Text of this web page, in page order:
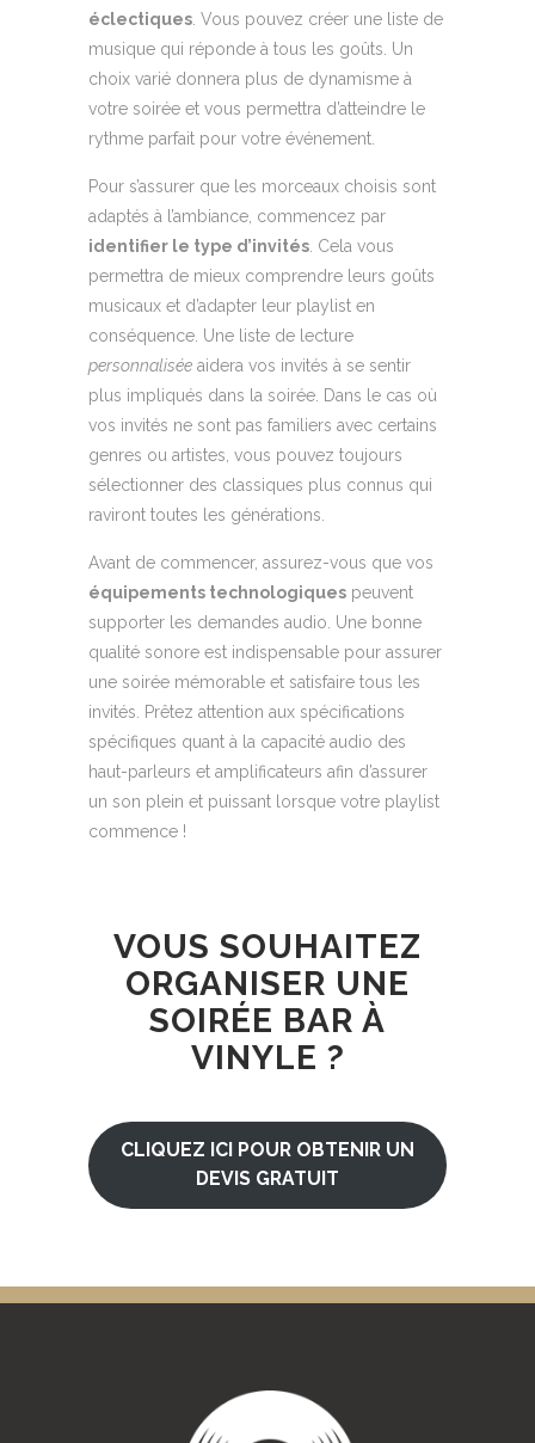
éclectiques . Vous pouvez créer une liste de
musique qui réponde à tous les goûts. Un
choix varié donnera plus de dynamisme à
votre soirée et vous permettra d’atteindre le
rythme parfait pour votre événement.
Pour s’assurer que les morceaux choisis sont
adaptés à l’ambiance, commencez par
identifier le type d’invités . Cela vous
permettra de mieux comprendre leurs goûts
musicaux et d’adapter leur playlist en
conséquence. Une liste de lecture
personnalisée aidera vos invités à se sentir
plus impliqués dans la soirée. Dans le cas où
vos invités ne sont pas familiers avec certains
genres ou artistes, vous pouvez toujours
sélectionner des classiques plus connus qui
raviront toutes les générations.
Avant de commencer, assurez-vous que vos
équipements technologiques peuvent
supporter les demandes audio. Une bonne
qualité sonore est indispensable pour assurer
une soirée mémorable et satisfaire tous les
invités. Prêtez attention aux spécifications
spécifiques quant à la capacité audio des
haut-parleurs et amplificateurs afin d’assurer
un son plein et puissant lorsque votre playlist
commence !
VOUS SOUHAITEZ
ORGANISER UNE
SOIRÉE BAR À
VINYLE ?
CLIQUEZ ICI POUR OBTENIR UN
DEVIS GRATUIT